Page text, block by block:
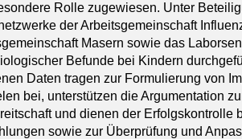
Rolle zugewiesen. Unter
der Arbeitsgemeinschaft
Masern sowie das
Befunde bei Kindern
Daten tragen zur Formulierung von
bei, unterstützen die Argumentation
und dienen der Erfolgskontrolle
sowie zur Überprüfung und